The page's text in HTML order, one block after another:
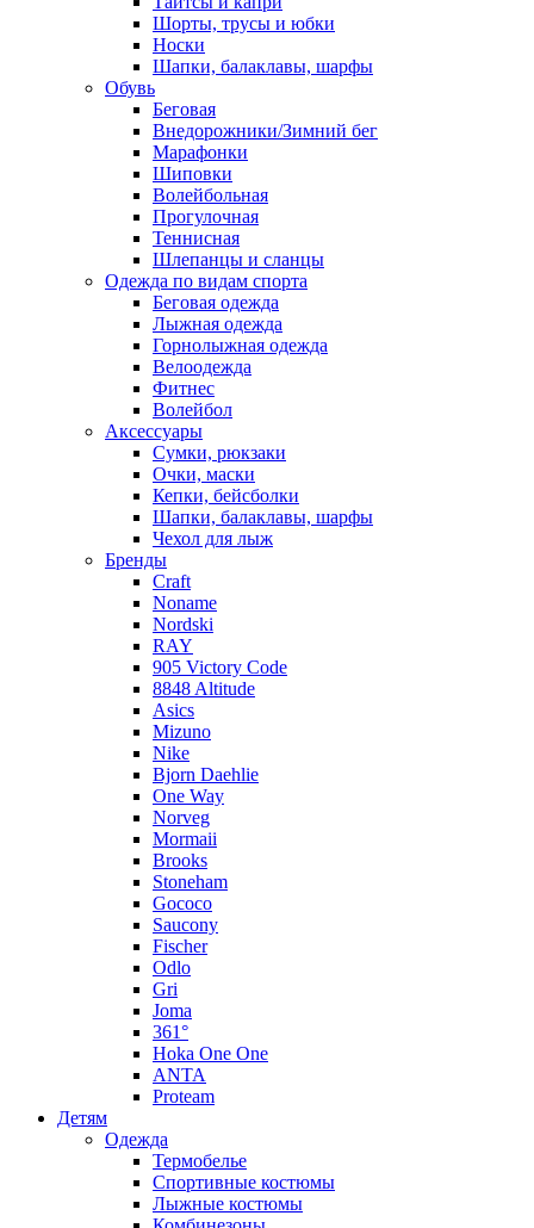
Шорты, трусы и юбки
Носки
Шапки, балаклавы, шарфы
Обувь
Беговая
Внедорожники/Зимний бег
Марафонки
Шиповки
Волейбольная
Прогулочная
Теннисная
Шлепанцы и сланцы
Одежда по видам спорта
Беговая одежда
Лыжная одежда
Горнолыжная одежда
Велоодежда
Фитнес
Волейбол
Аксессуары
Сумки, рюкзаки
Очки, маски
Кепки, бейсболки
Шапки, балаклавы, шарфы
Чехол для лыж
Бренды
Craft
Noname
Nordski
RAY
905 Victory Code
8848 Altitude
Asics
Mizuno
Nike
Bjorn Daehlie
One Way
Norveg
Mormaii
Brooks
Stoneham
Gococo
Saucony
Fischer
Odlo
Gri
Joma
361°
Hoka One One
ANTA
Proteam
Детям
Одежда
Термобелье
Спортивные костюмы
Лыжные костюмы